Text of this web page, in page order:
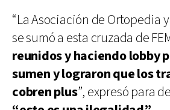
“La Asociación de Ortopedia
se sumó a esta cruzada de
reunidos y haciendo lobby
sumen y lograron que los
cobren plus”, expresó para